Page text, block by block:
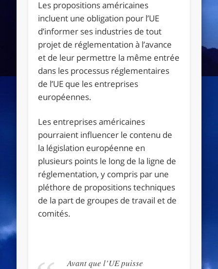
Les propositions américaines
incluent une obligation pour l’UE
d’informer ses industries de tout
projet de réglementation à l’avance
et de leur permettre la même entrée
dans les processus réglementaires
de l’UE que les entreprises
européennes.
Les entreprises américaines
pourraient influencer le contenu de
la législation européenne en
plusieurs points le long de la ligne de
réglementation, y compris par une
pléthore de propositions techniques
de la part de groupes de travail et de
comités.
Avant que l’UE puisse